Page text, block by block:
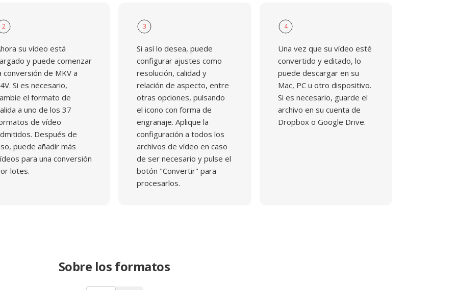
2
su vídeo está
y puede comenzar
conversión de MKV a
Si es necesario,
el formato de
a uno de los 37
de vídeo
Después de
puede añadir más
para una conversión
lotes.
3
Si así lo desea, puede
configurar ajustes como
resolución, calidad y
relación de aspecto, entre
otras opciones, pulsando
el icono con forma de
engranaje. Aplique la
configuración a todos los
archivos de vídeo en caso
de ser necesario y pulse el
botón "Convertir" para
procesarlos.
4
Una vez que su vídeo esté
convertido y editado, lo
puede descargar en su
Mac, PC u otro dispositivo.
Si es necesario, guarde el
archivo en su cuenta de
Dropbox o Google Drive.
Sobre los formatos